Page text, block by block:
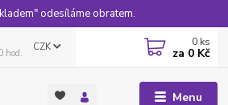
odesíláme obratem.
Menu
CZK
hod.
0 ks
za 0 Kč